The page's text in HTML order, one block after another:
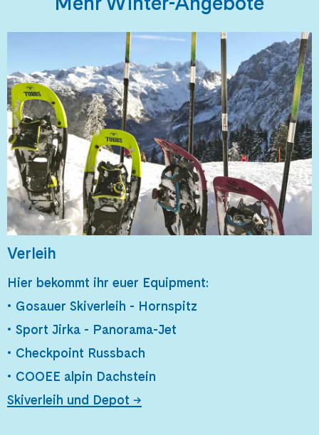
Verleih
Hier bekommt ihr euer Equipment:
• Gosauer Skiverleih - Hornspitz
• Sport Jirka - Panorama-Jet
• Checkpoint Russbach
• COOEE alpin Dachstein
Skiverleih und Depot →